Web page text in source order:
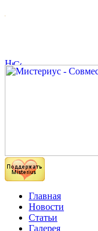
Главная
Новости
Статьи
Галерея